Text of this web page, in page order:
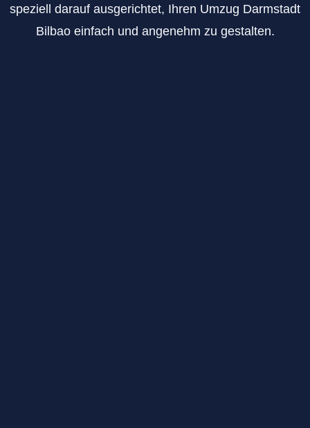
speziell darauf ausgerichtet, Ihren Umzug Darmstadt
Bilbao einfach und angenehm zu gestalten.